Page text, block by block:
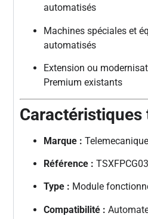
automatisés
Machines spéciales et
automatisés
Extension ou
Premium existants
Marque :
Référence :
Type : Module
Compatibilité :